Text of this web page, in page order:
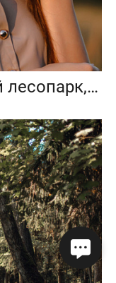
Марина, Вишняковский лесопарк, Балашиха